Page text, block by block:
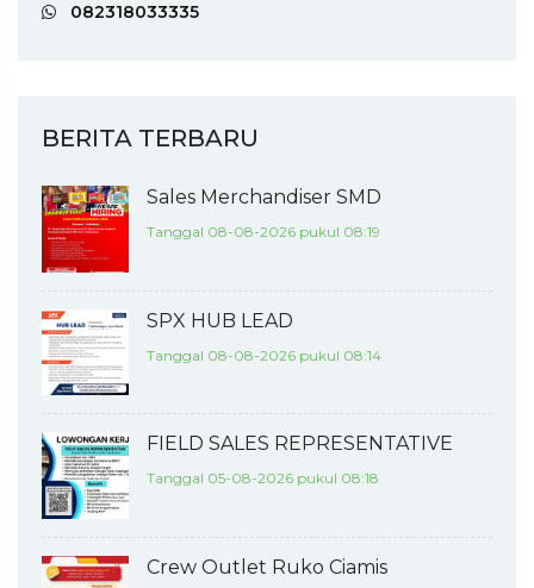
082318033335
BERITA TERBARU
Sales Merchandiser SMD
Tanggal 08-08-2026 pukul 08:19
SPX HUB LEAD
Tanggal 08-08-2026 pukul 08:14
FIELD SALES REPRESENTATIVE
Tanggal 05-08-2026 pukul 08:18
Crew Outlet Ruko Ciamis